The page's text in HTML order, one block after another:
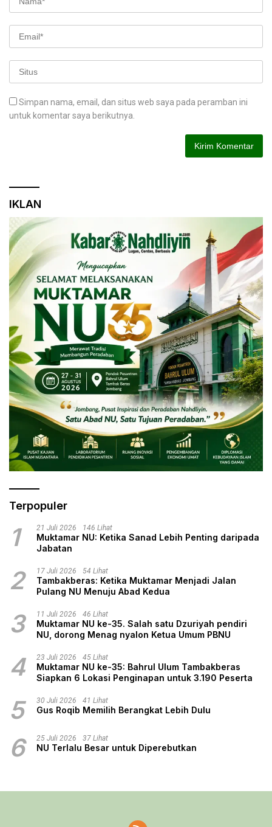
Simpan nama, email, dan situs web saya pada peramban ini
untuk komentar saya berikutnya.
IKLAN
Terpopuler
1 21 Juli 2026 146 Lihat
Muktamar NU: Ketika Sanad Lebih Penting daripada
Jabatan
2 17 Juli 2026 54 Lihat
Tambakberas: Ketika Muktamar Menjadi Jalan
Pulang NU Menuju Abad Kedua
3 11 Juli 2026 46 Lihat
Muktamar NU ke-35. Salah satu Dzuriyah pendiri
NU, dorong Menag nyalon Ketua Umum PBNU
4 23 Juli 2026 45 Lihat
Muktamar NU ke-35: Bahrul Ulum Tambakberas
Siapkan 6 Lokasi Penginapan untuk 3.190 Peserta
5 30 Juli 2026 41 Lihat
Gus Roqib Memilih Berangkat Lebih Dulu
6 25 Juli 2026 37 Lihat
NU Terlalu Besar untuk Diperebutkan